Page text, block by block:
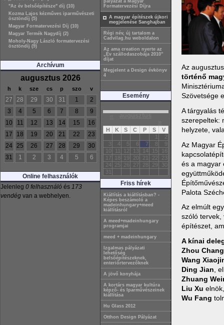
"Az év belsőépítésze" díj (10)
Kozma Lajos kézműves iparművészeti
ösztöndíj (5)
Magyar Formatervezési Díj (10)
Magyar Termék Nagydíj (2)
Moholy-Nagy László formatervezési
ösztöndíj (9)
Archívum
augusztus 2026
h k sze cs p szo v
27 28 29 30 31 1
2
3
4 5 6 7 8
9
10
11 12 13 14 15
16
17
18 19 20 21 22
23
24
25 26 27 28 29
30
31
1 2 3 4 5 6
Online felhasználók
Jelenleg 0 felhasználó és 173
vendég van a webhelyen.
pályázat a Magyar
Formatervezési Díjra
A magyar építészek újkori
megjelenése Sanghajban
Régi név, új tartalom a
Cadvilag.hu weboldalon
Az ama creation nyerte az
„Év szállodaszobája 2010”
díjat
Megjelent a Design évkönyv
4
Esemény
« augusztus
H K S C P S
V
1
2
3
4 5 6 7 8
9
10
11 12 13 14 15
16
17
18 19 20 21 22
23
24
25 26 27 28 29
30
31
Friss hírek
Kiállítás a kiállításban? -
Képes beszámoló a
madeinhungary+meed
kiállításról
A meed+madeinhungary
programjai
meed + madeinhungary
Izgalmas pályázati
lehetőség
belsőépítészeknek,
enteriőrtervezőknek
A jövő konyhája
A kortárs magyar kultúra
képző- és Iparművészeinek
kiállítása
Hu Glass 2012
Otthon Design Pályázat
Az
történő
Szövetsége
A tárgyalás
szerepeltek:
helyzete,
Az Magyar
és a magyar
Palota
Az elmúlt
szóló tervek,
építészet,
A kínai
Zhou Chang
Wang
Ding Jian,
Zhuang
Liu Xu
Wu Fang